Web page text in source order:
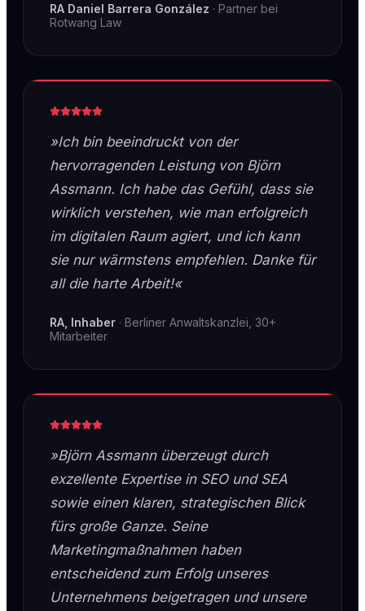
RA Daniel Barrera González · Partner bei
Rotwang Law
»Ich bin beeindruckt von der
hervorragenden Leistung von Björn
Assmann. Ich habe das Gefühl, dass sie
wirklich verstehen, wie man erfolgreich
im digitalen Raum agiert, und ich kann
sie nur wärmstens empfehlen. Danke für
all die harte Arbeit!«
RA, Inhaber · Berliner Anwaltskanzlei, 30+
Mitarbeiter
»Björn Assmann überzeugt durch
exzellente Expertise in SEO und SEA
sowie einen klaren, strategischen Blick
fürs große Ganze. Seine
Marketingmaßnahmen haben
entscheidend zum Erfolg unseres
Unternehmens beigetragen und unsere